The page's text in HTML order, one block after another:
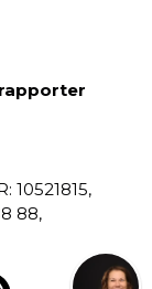
10521815,
88,